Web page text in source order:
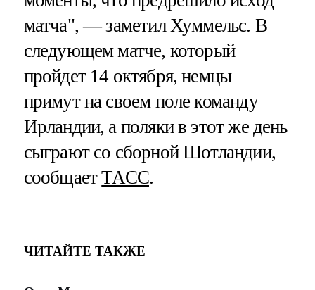
матча", — заметил Хуммельс. В
следующем матче, который
пройдет 14 октября, немцы
примут на своем поле команду
Ирландии, а поляки в этот же день
сыграют со сборной Шотландии,
сообщаетТАСС.
ЧИТАЙТЕ ТАКЖЕ